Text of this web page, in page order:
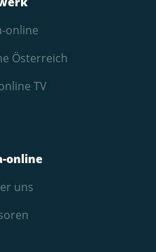
online
Österreich
TV
online
uns